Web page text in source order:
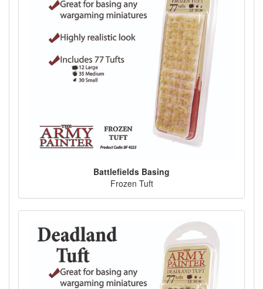
Battlefields Basing
Frozen Tuft